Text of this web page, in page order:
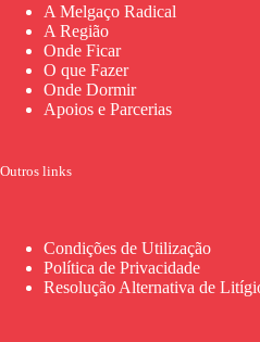
A Melgaço Radical
A Região
Onde Ficar
O que Fazer
Onde Dormir
Apoios e Parcerias
Outros links
Condições de Utilização
Política de Privacidade
Resolução Alternativa de